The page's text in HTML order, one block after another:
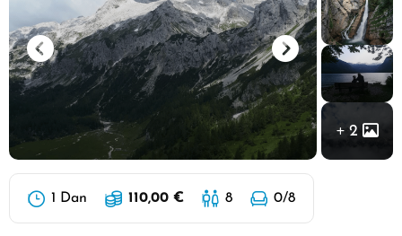
2
1 Dan 110,00 € 8 0/8